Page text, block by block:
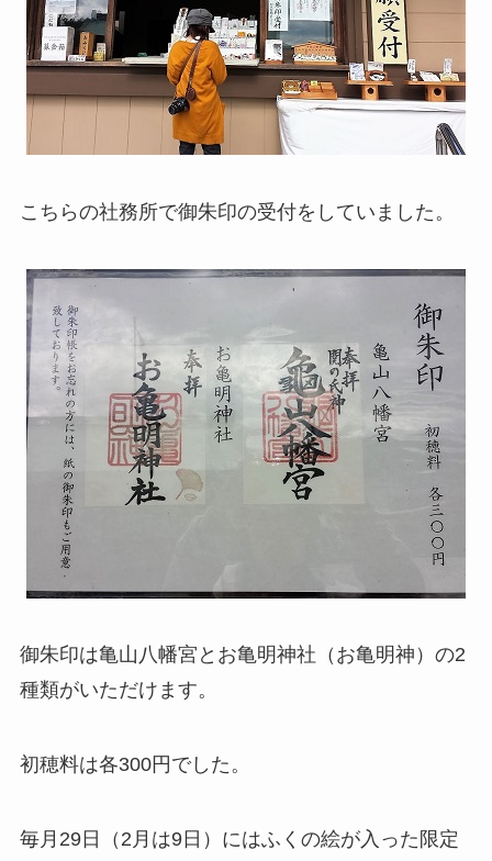
こちらの社務所で御朱印の受付をしていました。
御朱印は亀山八幡宮とお亀明神社（お亀明神）の2
種類がいただけます。
初穂料は各300円でした。
毎月29日（2月は9日）にはふくの絵が入った限定